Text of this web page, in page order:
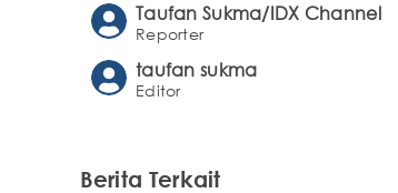
Taufan Sukma/IDX Channel
Reporter
taufan sukma
Editor
Berita Terkait